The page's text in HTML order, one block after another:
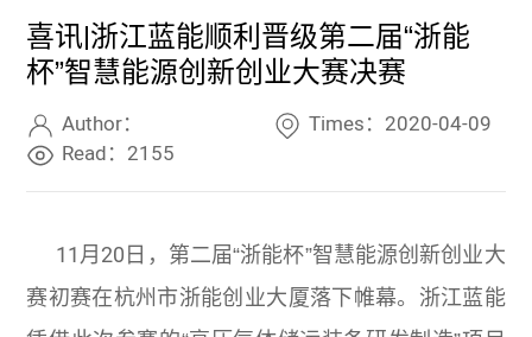
Products
Services
Cases
News & Events
喜讯|浙江蓝能顺利晋级第二届“浙能
杯”智慧能源创新创业大赛决赛
Author：
Times：2020-04-09
Read：2155
11月20日，第二届“浙能杯”智慧能源创新创业大
赛初赛在杭州市浙能创业大厦落下帷幕。浙江蓝能